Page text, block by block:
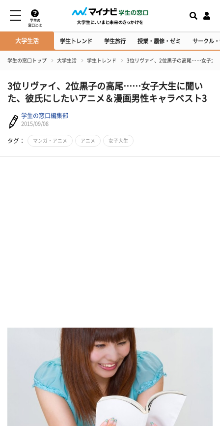
学生の
窓口とは
大学生活 学生トレンド 学生旅行 授業・履修・ゼミ サークル
学生の窓口トップ 大学生活 学生トレンド 3位リヴァイ、2位黒子の高尾……女子大
3位リヴァイ、2位黒子の高尾……女子大生に聞い
た、彼氏にしたいアニメ＆漫画男性キャラベスト3
学生の窓口編集部
2015/09/08
タグ： マンガ・アニメ アニメ 女子大生